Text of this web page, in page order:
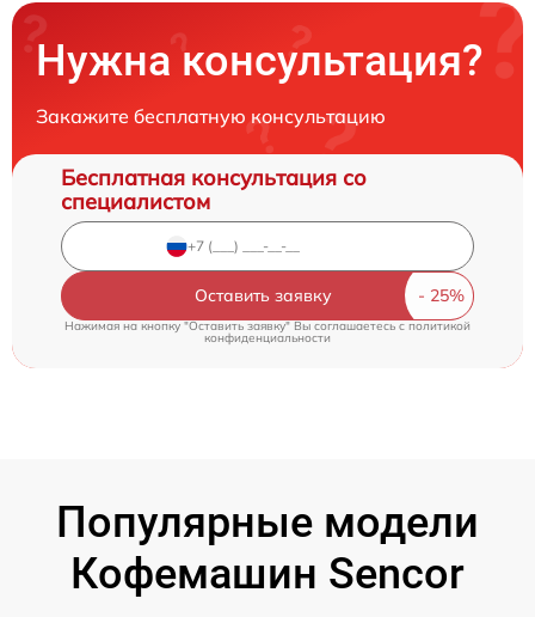
Нужна консультация?
Закажите бесплатную консультацию
Бесплатная консультация со
специалистом
Оставить заявку
Нажимая на кнопку "Оставить заявку" Вы соглашаетесь cполитикой
конфиденциальности
Популярные модели
Кофемашин Sencor